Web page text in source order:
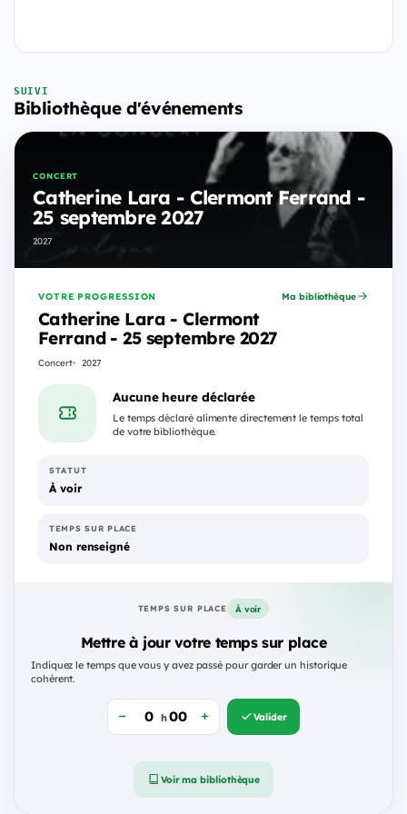
SUIVI
Bibliothèque d'événements
CONCERT
Catherine Lara - Clermont Ferrand -
25 septembre 2027
2027
VOTRE PROGRESSION
Catherine Lara - Clermont
Ferrand - 25 septembre 2027
Concert 2027
Ma bibliothèque
Aucune heure déclarée
Le temps déclaré alimente directement le temps total
de votre bibliothèque.
STATUT
À voir
TEMPS SUR PLACE
Non renseigné
TEMPS SUR PLACE À voir
Mettre à jour votre temps sur place
Indiquez le temps que vous y avez passé pour garder un historique
cohérent.
h Valider
Voir ma bibliothèque